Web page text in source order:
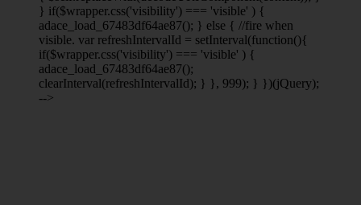
} if($wrapper.css('visibility') === 'visible' ) {
adace_load_67483df64ae87(); } else { //fire when
visible. var refreshIntervalId = setInterval(function(){
if($wrapper.css('visibility') === 'visible' ) {
adace_load_67483df64ae87();
clearInterval(refreshIntervalId); } }, 999); } })(jQuery);
-->